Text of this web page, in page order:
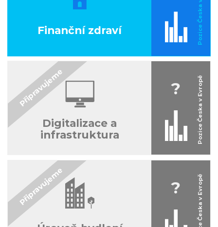
Finanční zdraví
Digitalizace a
infrastruktura
?
?